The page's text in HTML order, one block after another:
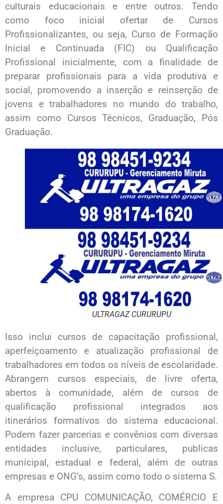
culturais educacionais e entre outros. Tendo
como foco inicial ofertar de Cursos
Profissionalizantes, ou seja, Curso de Formação
Inicial e Continuada (FIC) ou Qualificação
Profissional inicialmente, com a finalidade de
preparar profissionais para a vida produtiva e
social, promovendo a inserção e reinserção de
jovens e trabalhadores no mundo do trabalho,
assim como Cursos Técnicos, Graduação, Pós
Graduação.
ULTRAGAZ CURURUPU
Isso inclui cursos de capacitação profissional,
aperfeiçoamento e atualização profissional de
trabalhadores em todos os níveis de escolaridade.
Abrangem cursos especiais, de livre oferta,
abertos à comunidade, além de cursos de
qualificação profissional integrados aos
itinerários formativos do sistema educacional.
Podem fazer parcerias e convênios com diversas
entidades inclusive, particulares, publicas
municipal, estadual e federal, além de outras
empresas e ONG’s, assim como todo o sistema S.
A empresa CPU COMUNICAÇÃO, COMÉRCIO E